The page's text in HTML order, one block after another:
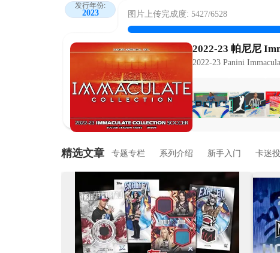
发行年份:
2023 图片上传完成度: 5427/6528
2022-23 帕尼尼
2022-23 Panini
精选文章 专题专栏 系列介绍 新手入门 卡迷